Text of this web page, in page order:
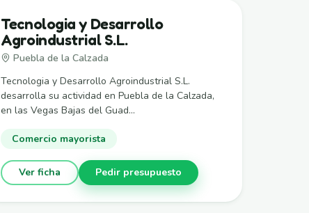
Tecnologia y Desarrollo
Agroindustrial S.L.
Puebla de la Calzada
Tecnologia y Desarrollo Agroindustrial S.L.
desarrolla su actividad en Puebla de la Calzada,
en las Vegas Bajas del Guad...
Comercio mayorista
Ver ficha Pedir presupuesto